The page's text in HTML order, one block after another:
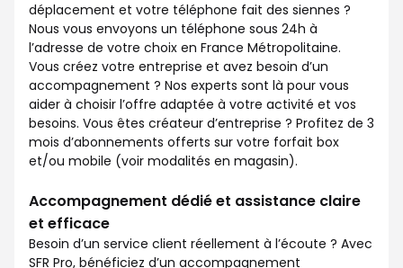
déplacement et votre téléphone fait des siennes ?
Nous vous envoyons un téléphone sous 24h à
l’adresse de votre choix en France Métropolitaine.
Vous créez votre entreprise et avez besoin d’un
accompagnement ? Nos experts sont là pour vous
aider à choisir l’offre adaptée à votre activité et vos
besoins. Vous êtes créateur d’entreprise ? Profitez de 3
mois d’abonnements offerts sur votre forfait box
et/ou mobile (voir modalités en magasin).
Accompagnement dédié et assistance claire
et efficace
Besoin d’un service client réellement à l’écoute ? Avec
SFR Pro, bénéficiez d’un accompagnement